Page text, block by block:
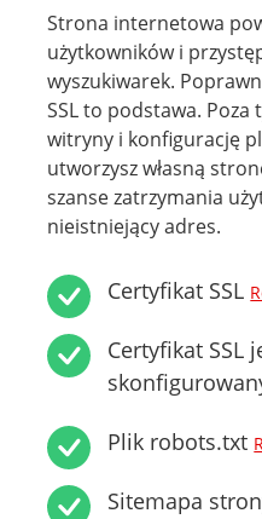
Strona internetowa
użytkowników i
wyszukiwarek.
SSL to podstawa.
witryny i konfigurację
utworzysz własną
szanse zatrzymania
nieistniejący adres.
Certyfikat SSL
Certyfikat SSL
Plik robots.txt
Sitemapa